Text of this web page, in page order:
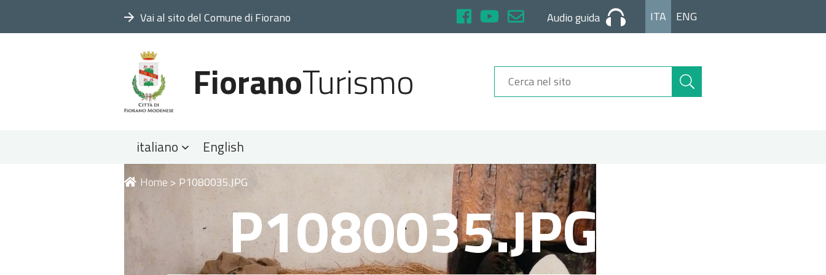
Vai al sito del Comune di Fiorano Audio guida ITA ENG
FioranoTurismo
Cerca
nel
italiano English
Tu Home > P1080035.JPG
P1080035.JPG